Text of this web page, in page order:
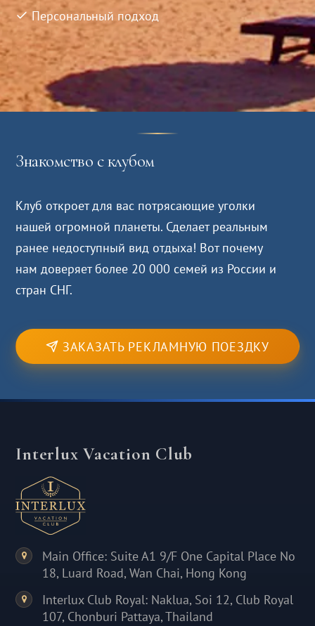
Персональный подход
Знакомство с клубом
Клуб откроет для вас потрясающие уголки
нашей огромной планеты. Сделает реальным
ранее недоступный вид отдыха! Вот почему
нам доверяет более 20 000 семей из России и
стран СНГ.
ЗАКАЗАТЬ РЕКЛАМНУЮ ПОЕЗДКУ
Interlux Vacation Club
Main Office: Suite A1 9/F One Capital Place No
18, Luard Road, Wan Chai, Hong Kong
Interlux Club Royal: Naklua, Soi 12, Club Royal
107, Chonburi Pattaya, Thailand